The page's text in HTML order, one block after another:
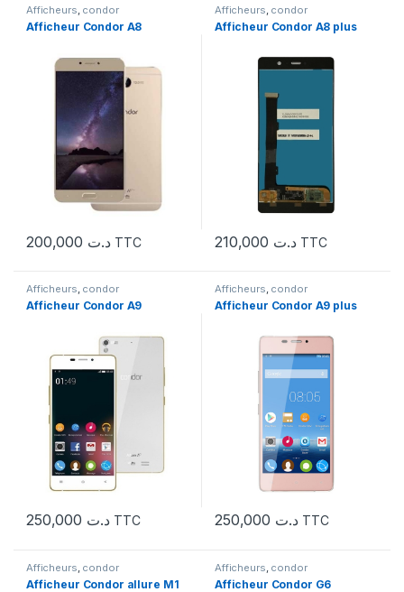
Afficheurs, condor
Afficheur Condor A8
د.ت TTC
Afficheurs, condor
Afficheur Condor A8 plus
د.ت TTC
Afficheurs, condor
Afficheur Condor A9
د.ت TTC
Afficheurs, condor
Afficheur Condor A9 plus
د.ت TTC
Afficheurs, condor
Afficheur Condor allure M1
Afficheurs, condor
Afficheur Condor G6